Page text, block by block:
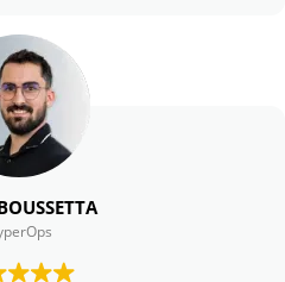
signés
000 € de chiffre d’affaires.
un temps précieux.
vivement.